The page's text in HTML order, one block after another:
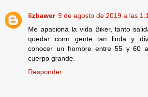
lizbawer 9 de agosto de 2019 a las
Me apaciona la vida Biker, tanto
quedar conn gente tan linda y
conocer un hombre entre 55 y 60
cuerpo grande.
Responder